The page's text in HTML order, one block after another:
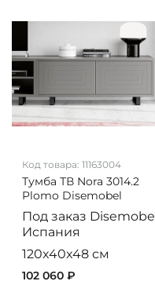
Код товара: 11163004
Тумба ТВ Nora 3014.2
Plomo Disemobel
Под заказ Disemobel
Испания
120x40x48 см
102 060 ₽